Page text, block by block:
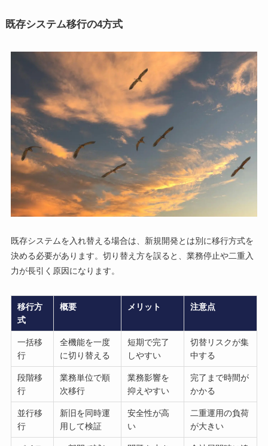
既存システム移行の4方式
既存システムを入れ替える場合は、新規開発とは別に移行方式を
決める必要があります。切り替え方を誤ると、業務停止や二重入
力が長引く原因になります。
移行方
式
概要 メリット 注意点
一括移
行
全機能を一度
に切り替える
短期で完了
しやすい
切替リスクが集
中する
段階移
行
業務単位で順
次移行
業務影響を
抑えやすい
完了まで時間が
かかる
並行移
行
新旧を同時運
用して検証
安全性が高
い
二重運用の負荷
が大きい